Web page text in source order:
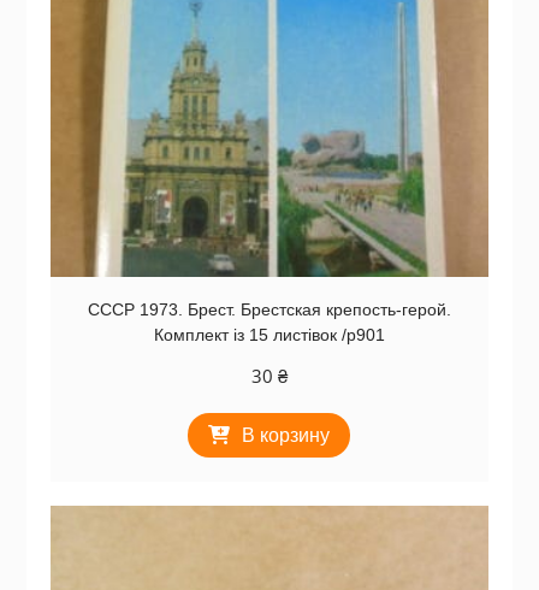
СССР 1973. Брест. Брестская крепость-герой.
Комплект із 15 листівок /р901
30 ₴
В корзину